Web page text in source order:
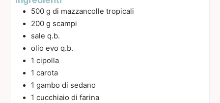
500 g di mazzancolle tropicali
200 g scampi
sale q.b.
olio evo q.b.
1 cipolla
1 carota
1 gambo di sedano
1 cucchiaio di farina